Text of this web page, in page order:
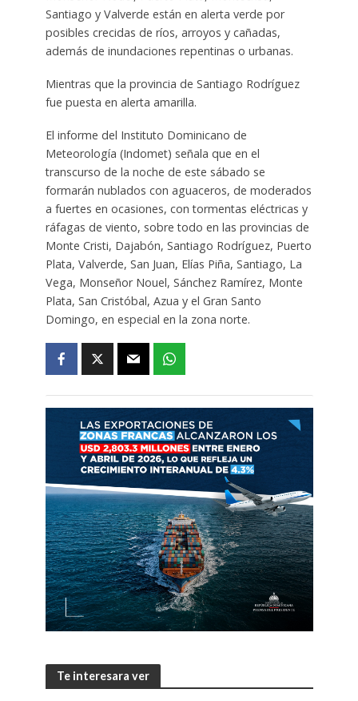
Santiago y Valverde están en alerta verde por
posibles crecidas de ríos, arroyos y cañadas,
además de inundaciones repentinas o urbanas.
Mientras que la provincia de Santiago Rodríguez
fue puesta en alerta amarilla.
El informe del Instituto Dominicano de
Meteorología (Indomet) señala que en el
transcurso de la noche de este sábado se
formarán nublados con aguaceros, de moderados
a fuertes en ocasiones, con tormentas eléctricas y
ráfagas de viento, sobre todo en las provincias de
Monte Cristi, Dajabón, Santiago Rodríguez, Puerto
Plata, Valverde, San Juan, Elías Piña, Santiago, La
Vega, Monseñor Nouel, Sánchez Ramírez, Monte
Plata, San Cristóbal, Azua y el Gran Santo
Domingo, en especial en la zona norte.
Te interesara ver